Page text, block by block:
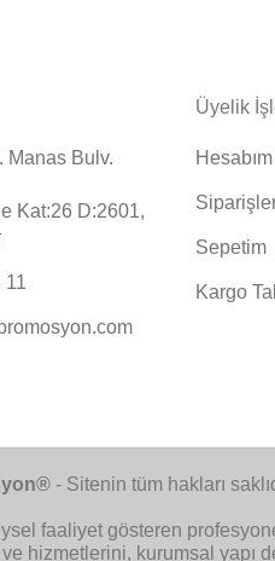
Manas Bulv.
Kat:26 D:2601,
11
Üyelik
Hesabım
Sepetim
Kargo
- Sitenin tüm hakları
faaliyet gösteren
ve hizmetlerini, kurumsal yapı